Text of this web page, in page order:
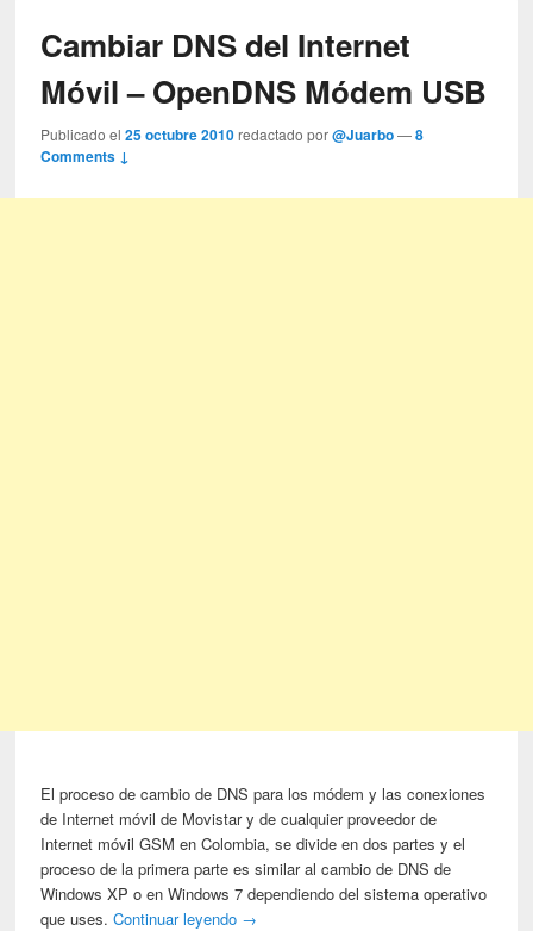
Cambiar DNS del Internet
Móvil – OpenDNS Módem USB
Publicado el25 octubre 2010 redactado por@Juarbo —8
Comments ↓
El proceso de cambio de DNS para los módem y las conexiones
de Internet móvil de Movistar y de cualquier proveedor de
Internet móvil GSM en Colombia, se divide en dos partes y el
proceso de la primera parte es similar al cambio de DNS de
Windows XP o en Windows 7 dependiendo del sistema operativo
que uses.Continuar leyendo →